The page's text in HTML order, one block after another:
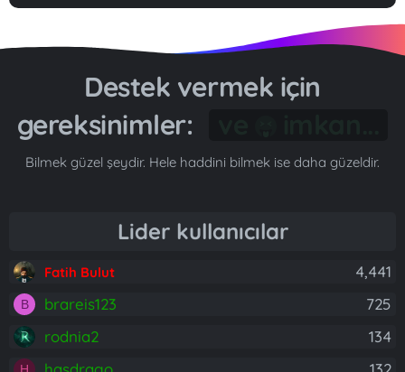
Destek vermek için
gereksinimler:
Bilmek güzel şeydir. Hele haddini bilmek ise daha güzeldir.
Lider kullanıcılar
Fatih Bulut 4,441
B brareis123
725
rodnia2
134